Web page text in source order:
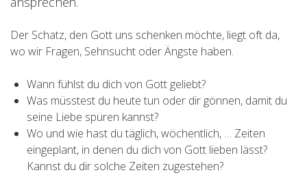
Der Schatz, den Gott uns schenken möchte, liegt oft da,
wo wir Fragen, Sehnsucht oder Ängste haben.
Wann fühlst du dich von Gott geliebt?
Was müsstest du heute tun oder dir gönnen, damit du
seine Liebe spüren kannst?
Wo und wie hast du täglich, wöchentlich, … Zeiten
eingeplant, in denen du dich von Gott lieben lässt?
Kannst du dir solche Zeiten zugestehen?